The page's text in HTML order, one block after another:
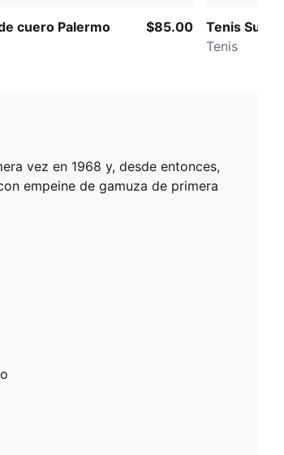
cuero Palermo
$85.00
Tenis
Tenis
vez en 1968 y, desde entonces,
empeine de gamuza de primera